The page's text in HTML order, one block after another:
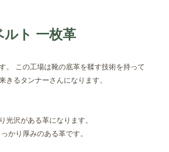
ルト 一枚革
。 この工場は靴の底革を鞣す技術を持って
きるタンナーさんになります。
光沢がある革になります。
かり厚みのある革です。